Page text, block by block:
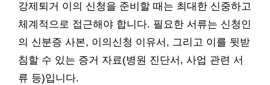
강제퇴거 이의 신청을 준비할 때는 최대한 신중하고
체계적으로 접근해야 합니다. 필요한 서류는 신청인
의 신분증 사본, 이의신청 이유서, 그리고 이를 뒷받
침할 수 있는 증거 자료(병원 진단서, 사업 관련 서
류 등)입니다.